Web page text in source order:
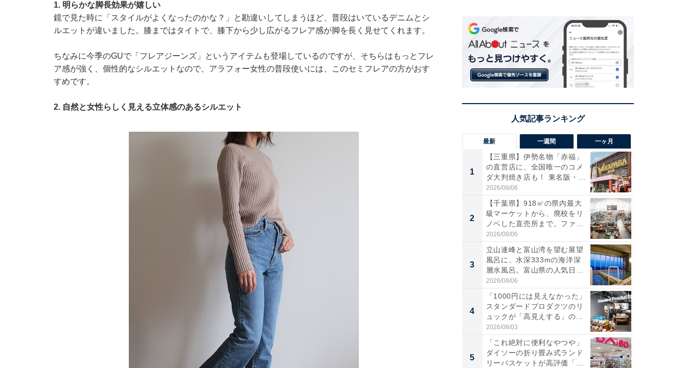
1. 明らかな脚長効果が嬉しい
鏡で見た時に「スタイルがよくなったのかな？」と勘違いしてしまうほど、普段はいているデニムとシ
ルエットが違いました。膝まではタイトで、膝下から少し広がるフレア感が脚を長く見せてくれます。
ちなみに今季のGUで「フレアジーンズ」というアイテムも登場しているのですが、そちらはもっとフレ
ア感が強く、個性的なシルエットなので、アラフォー女性の普段使いには、このセミフレアの方がおす
すめです。
2. 自然と女性らしく見える立体感のあるシルエット
最新 一週間 一ヶ月
1
【三重県】伊勢名物「赤福」
の直営店に、全国唯一のコメ
ダ大判焼き店も！ 東名阪・
伊...
2026/08/06
2
【千葉県】918㎡の県内最大
級マーケットから、廃校をリ
ノベした直売所まで。ファ
ー...
2026/08/06
3
立山連峰と富山湾を望む展望
風呂に、水深333mの海洋深
層水風呂。富山県の人気日
帰...
2026/08/06
4
「1000円には見えなかった」
スタンダードプロダクツのリ
ュックが「高見えする」の...
2026/08/03
5
「これ絶対に便利なやつや」
ダイソーの折り畳み式ランド
リーバスケットが高評価「使